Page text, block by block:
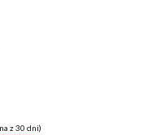
z 30 dni)